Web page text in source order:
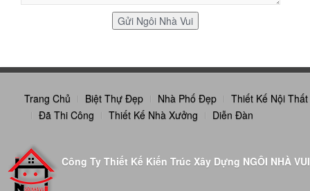
Trang Chủ Biệt Thự Đẹp Nhà Phố Đẹp
Thiết Kế Nội Thất
Đã Thi Công
Thiết Kế Nhà Xưởng Diễn Đàn
Công Ty Thiết Kế Kiến Trúc Xây Dựng NGÔI NHÀ VUI